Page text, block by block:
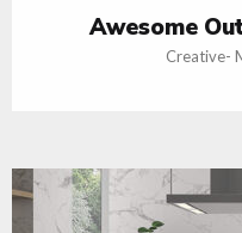
Awesome
Creative-